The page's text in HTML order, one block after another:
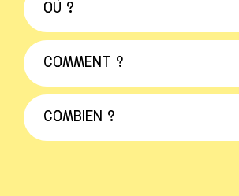
OÙ ?
COMMENT ?
COMBIEN ?